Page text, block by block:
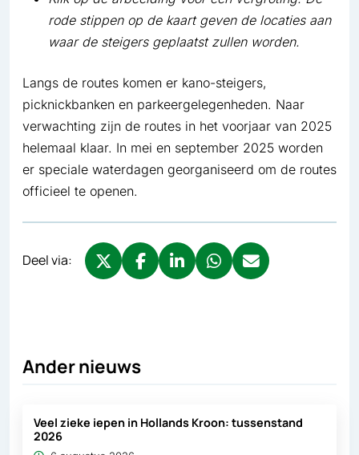
rode stippen op de kaart geven de locaties aan
waar de steigers geplaatst zullen worden.
Langs de routes komen er kano-steigers,
picknickbanken en parkeergelegenheden. Naar
verwachting zijn de routes in het voorjaar van 2025
helemaal klaar. In mei en september 2025 worden
er speciale waterdagen georganiseerd om de routes
officieel te openen.
Deel via:
Ander nieuws
Veel zieke iepen in Hollands Kroon: tussenstand
2026